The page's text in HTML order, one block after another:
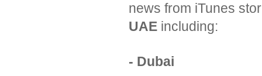
news from iTunes
UAE including:
- Dubai